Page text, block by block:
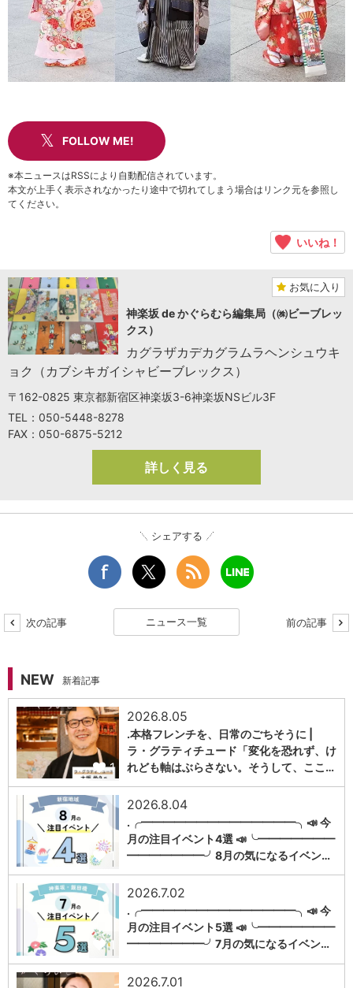
FOLLOW ME!
※本ニュースはRSSにより自動配信されています。
本文が上手く表示されなかったり途中で切れてしまう場合はリンク元を参照し
てください。
いいね！
お気に入り
神楽坂 de かぐらむら編集局（㈱ビーブレッ
クス）
カグラザカデカグラムラヘンシュウキ
ョク（カブシキガイシャビーブレックス）
〒162-0825 東京都新宿区神楽坂3-6神楽坂NSビル3F
TEL：050-5448-8278
FAX：050-6875-5212
詳しく見る
シェアする
次の記事 ニュース一覧 前の記事
NEW 新着記事
1
2026.8.05
.本格フレンチを、日常のごちそうに |
ラ・グラティチュード「変化を恐れず、け
れども軸はぶらさない。そうして、ここ…
1
2026.8.04
.╭━━━━━━━━━━━━━━╮📣 今
月の注目イベント4選 📣╰━━━━━━━
━━━━━━━╯8月の気になるイベン…
1
2026.7.02
.╭━━━━━━━━━━━━━━╮📣 今
月の注目イベント5選 📣╰━━━━━━━
━━━━━━━╯7月の気になるイベン…
2026.7.01